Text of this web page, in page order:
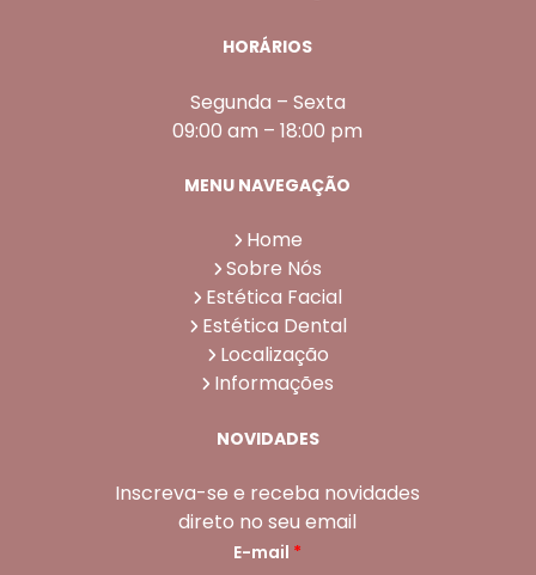
HORÁRIOS
Segunda – Sexta
09:00 am – 18:00 pm
MENU NAVEGAÇÃO
Home
Sobre Nós
Estética Facial
Estética Dental
Localização
Informações
NOVIDADES
Inscreva-se e receba novidades
direto no seu email
E-mail *